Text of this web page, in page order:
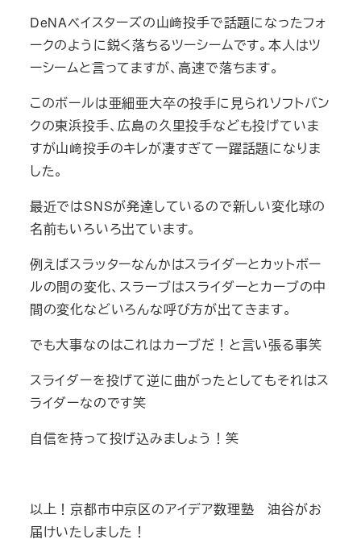
DeNAベイスターズの山﨑投手で話題になったフォ
ークのように鋭く落ちるツーシームです。本人はツ
ーシームと言ってますが、高速で落ちます。
このボールは亜細亜大卒の投手に見られソフトバン
クの東浜投手、広島の久里投手なども投げていま
すが山﨑投手のキレが凄すぎて一躍話題になりま
した。
最近ではSNSが発達しているので新しい変化球の
名前もいろいろ出ています。
例えばスラッターなんかはスライダーとカットボー
ルの間の変化、スラーブはスライダーとカーブの中
間の変化などいろんな呼び方が出てきます。
でも大事なのはこれはカーブだ！と言い張る事笑
スライダーを投げて逆に曲がったとしてもそれはス
ライダーなのです笑
自信を持って投げ込みましょう！笑
以上！京都市中京区のアイデア数理塾 油谷がお
届けいたしました！